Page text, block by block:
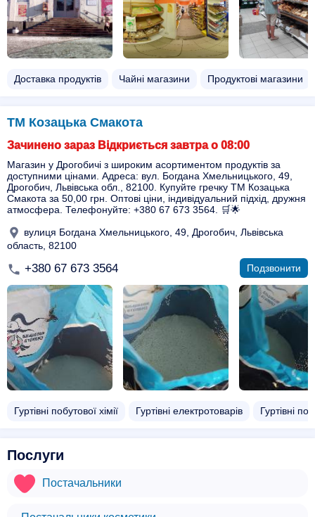
Доставка продуктів Чайні магазини Продуктові магазини
ТМ Козацька Смакота
Зачинено зараз Відкриється завтра о 08:00
Магазин у Дрогобичі з широким асортиментом продуктів за
доступними цінами. Адреса: вул. Богдана Хмельницького, 49,
Дрогобич, Львівська обл., 82100. Купуйте гречку ТМ Козацька
Смакота за 50,00 грн. Оптові ціни, індивідуальний підхід, дружня
атмосфера. Телефонуйте: +380 67 673 3564. 🛒🌟
вулиця Богдана Хмельницького, 49, Дрогобич, Львівська
область, 82100
+380 67 673 3564 Подзвонити
Гуртівні побутової хімії Гуртівні електротоварів Гуртівні
Послуги
Постачальники